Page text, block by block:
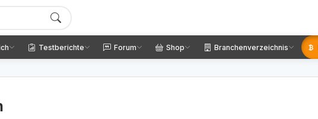
Testberichte Forum Shop Branchenverzeichnis